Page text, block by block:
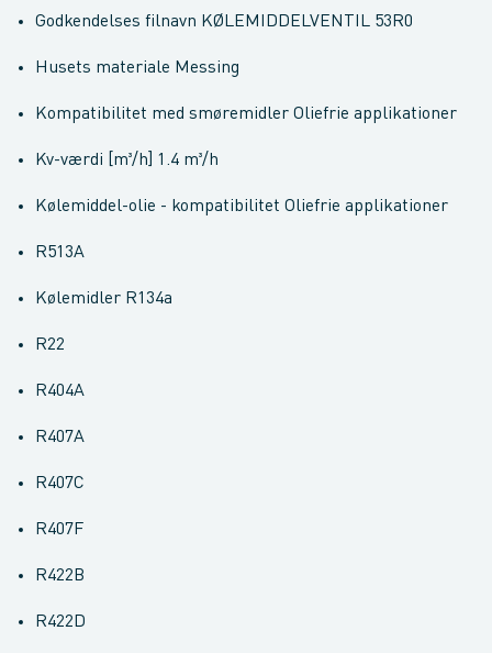
Godkendelses filnavn KØLEMIDDELVENTIL 53R0
Husets materiale Messing
Kompatibilitet med smøremidler Oliefrie applikationer
Kv-værdi [m³/h] 1.4 m³/h
Kølemiddel-olie - kompatibilitet Oliefrie applikationer
R513A
Kølemidler R134a
R22
R404A
R407A
R407C
R407F
R422B
R422D